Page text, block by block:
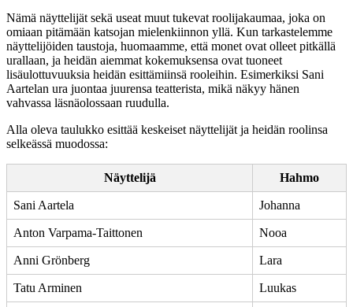
Nämä näyttelijät sekä useat muut tukevat roolijakaumaa, joka on
omiaan pitämään katsojan mielenkiinnon yllä. Kun tarkastelemme
näyttelijöiden taustoja, huomaamme, että monet ovat olleet pitkällä
urallaan, ja heidän aiemmat kokemuksensa ovat tuoneet
lisäulottuvuuksia heidän esittämiinsä rooleihin. Esimerkiksi Sani
Aartelan ura juontaa juurensa teatterista, mikä näkyy hänen
vahvassa läsnäolossaan ruudulla.
Alla oleva taulukko esittää keskeiset näyttelijät ja heidän roolinsa
selkeässä muodossa:
Näyttelijä Hahmo
Sani Aartela Johanna
Anton Varpama-Taittonen Nooa
Anni Grönberg Lara
Tatu Arminen Luukas